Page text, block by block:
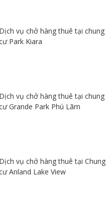
Dịch vụ chở hàng thuê tại chung
Park Kiara
Dịch vụ chở hàng thuê tại chung
Grande Park Phú Lãm
Dịch vụ chở hàng thuê tại Chung
Anland Lake View